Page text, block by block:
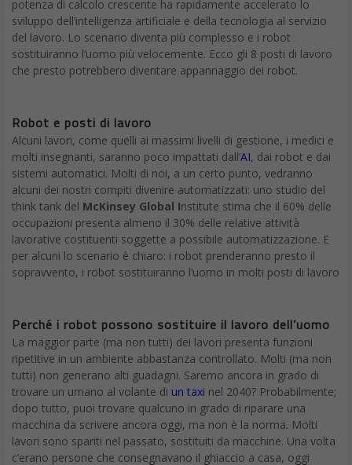
Commesso in negozio
Quali sono le principali responsabilità di un negoziante? Tenere
traccia dell’inventario, raccogliere i pagamenti e rispondere alle
domande (con l’obiettivo di generare vendite).
già svanendo dal processo del checkout, di pagamento,
poiché i negozi stanno gradualmente addossando questa
responsabilità ai consumatori stessi. Lo store Amazon Go di
Seattle (nessun checkout, nessuna fila – l’app di Amazon e i
sensori in-store gestiscono tutto) è una visione estrema di
verso dove siamo diretti.
Arriveranno anche dispositivi che si muovono, gestiscono
merci e rispondono a domande. Tally, di Simbe Robotics,
svolge i compiti ripetitivi e laboriosi dell’auditing di articoli non
disponibili, articoli scarsamente venduti, articoli fuori posto ed
shopping.
La parte più difficile del lavoro di vendita al dettaglio per i robot
è e sarà l’interazione umana, ma anche qui le aziende si stanno
facendo strada.In Giappone , probabilmente la più grande piazza
di sviluppo di robot umanoidi,SoftBank Roboticsha venduto
migliaia dei suoi robot Pepper. Questi Robot possono utilizzare i
gesti e interagire verbalmente e Pepper può interpretare le
emozioni umane.